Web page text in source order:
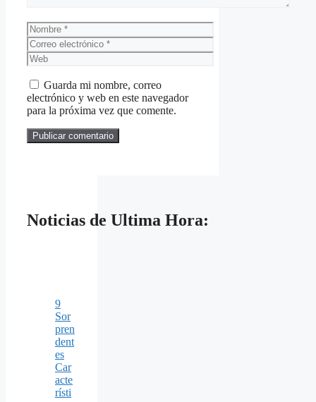
Nombre
Correo
electrónico
Web
Guarda mi nombre, correo
electrónico y web en este navegador
para la próxima vez que comente.
Noticias de Ultima Hora:
9
Sor
pren
dent
es
Car
acte
rísti